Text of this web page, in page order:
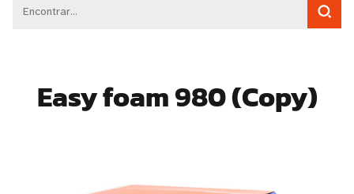
Easy foam 980 (Copy)